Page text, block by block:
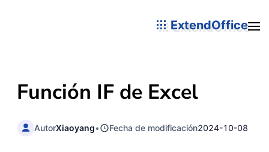
ExtendOffice
Función IF de Excel
AutorXiaoyang• Fecha de modificación2024-10-08